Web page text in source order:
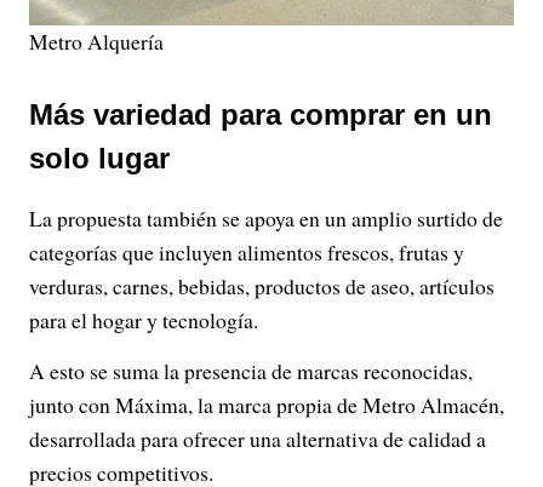
Metro Alquería
Más variedad para comprar en un
solo lugar
La propuesta también se apoya en un amplio surtido de
categorías que incluyen alimentos frescos, frutas y
verduras, carnes, bebidas, productos de aseo, artículos
para el hogar y tecnología.
A esto se suma la presencia de marcas reconocidas,
junto con Máxima, la marca propia de Metro Almacén,
desarrollada para ofrecer una alternativa de calidad a
precios competitivos.